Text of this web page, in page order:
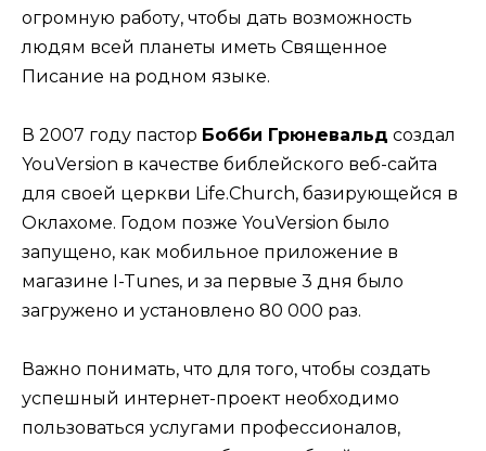
огромную работу, чтобы дать возможность
людям всей планеты иметь Священное
Писание на родном языке.
В 2007 году пастор Бобби Грюневальд создал
YouVersion в качестве библейского веб-сайта
для своей церкви Life.Church, базирующейся в
Оклахоме. Годом позже YouVersion было
запущено, как мобильное приложение в
магазине I-Tunes, и за первые 3 дня было
загружено и установлено 80 000 раз.
Важно понимать, что для того, чтобы создать
успешный интернет-проект необходимо
пользоваться услугами профессионалов,